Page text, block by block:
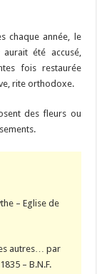
chaque année, le
été accusé,
fois restaurée
rite orthodoxe.
des fleurs ou
– Eglise de
autres… par
– B.N.F.